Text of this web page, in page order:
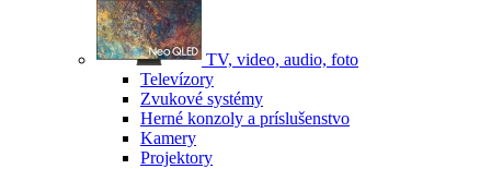
TV, video, audio, foto
Televízory
Zvukové systémy
Herné konzoly a príslušenstvo
Kamery
Projektory